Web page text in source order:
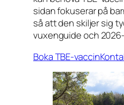
sidan fokuserar på
så att den skiljer sig
vuxenguide och
Boka TBE-vaccin